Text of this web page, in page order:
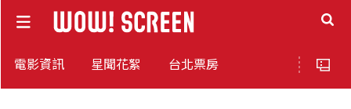
電影資訊 星聞花絮 台北票房